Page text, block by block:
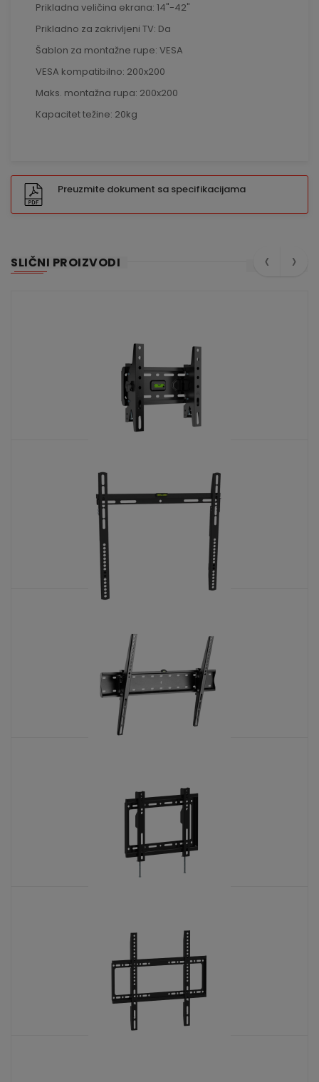
Prikladna veličina ekrana: 14"-42"
Prikladno za zakrivljeni TV: Da
Šablon za montažne rupe: VESA
VESA kompatibilno: 200x200
Maks. montažna rupa: 200x200
Kapacitet težine: 20kg
Preuzmite dokument sa specifikacijama
SLIČNI PROIZVODI
ANSEC ANF-4-B
KATALOŠKI BROJ: 9503
KATALOŠKI BROJ: 9197
KATALOŠKI BROJ: 9198
KATALOŠKI BROJ: 9189
‹ ›